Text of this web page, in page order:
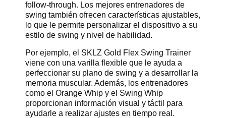
follow-through. Los mejores entrenadores de
swing también ofrecen características ajustables,
lo que le permite personalizar el dispositivo a su
estilo de swing y nivel de habilidad.
Por ejemplo, el SKLZ Gold Flex Swing Trainer
viene con una varilla flexible que le ayuda a
perfeccionar su plano de swing y a desarrollar la
memoria muscular. Además, los entrenadores
como el Orange Whip y el Swing Whip
proporcionan información visual y táctil para
ayudarle a realizar ajustes en tiempo real.